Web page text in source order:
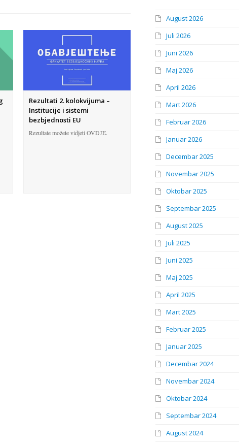
Rezultati 2. kolokvijuma –
Institucije i sistemi
bezbjednosti EU
Rezultate možete vidjeti OVDJE.
August 2026
Juli 2026
Juni 2026
Maj 2026
April 2026
Mart 2026
Februar 2026
Januar 2026
Decembar 2025
Novembar 2025
Oktobar 2025
Septembar 2025
August 2025
Juli 2025
Juni 2025
Maj 2025
April 2025
Mart 2025
Februar 2025
Januar 2025
Decembar 2024
Novembar 2024
Oktobar 2024
Septembar 2024
August 2024